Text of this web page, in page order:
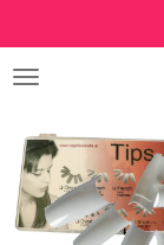
Hauptinhalt
springen